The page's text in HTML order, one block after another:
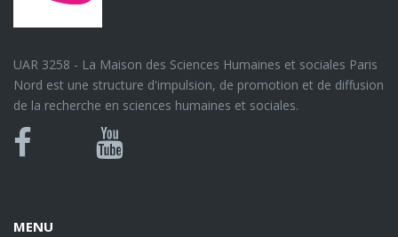
UAR 3258 - La Maison des Sciences Humaines et sociales Paris
Nord est une structure d'impulsion, de promotion et de diffusion
de la recherche en sciences humaines et sociales.
Bluesky
Canal
MENU